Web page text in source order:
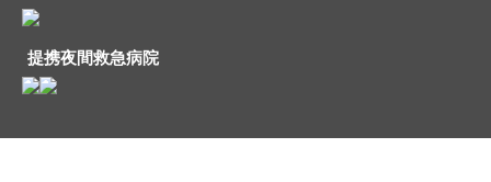
提携夜間救急病院